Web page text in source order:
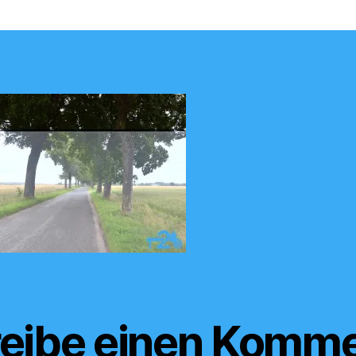
einen